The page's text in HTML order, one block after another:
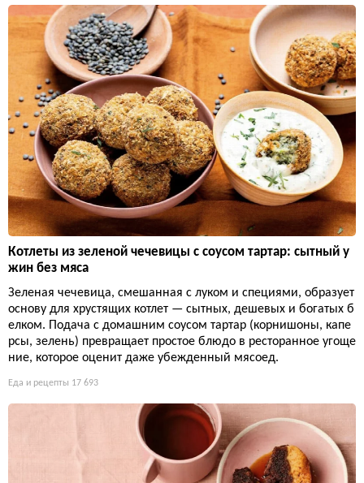
Котлеты из зеленой чечевицы с соусом тартар: сытный у
жин без мяса
Зеленая чечевица, смешанная с луком и специями, образует
основу для хрустящих котлет — сытных, дешевых и богатых б
елком. Подача с домашним соусом тартар (корнишоны, капе
рсы, зелень) превращает простое блюдо в ресторанное угоще
ние, которое оценит даже убежденный мясоед.
Еда и рецепты 17 693